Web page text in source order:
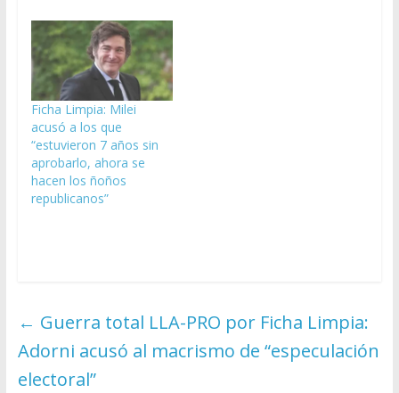
Ficha Limpia: Milei
acusó a los que
“estuvieron 7 años sin
aprobarlo, ahora se
hacen los ñoños
republicanos”
← Guerra total LLA-PRO por Ficha Limpia:
Adorni acusó al macrismo de “especulación
electoral”